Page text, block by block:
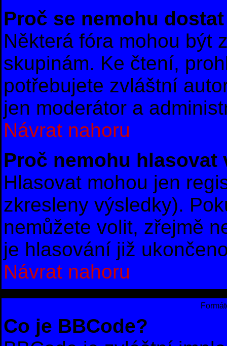
Proč se nemohu
Některá fóra mohou být
skupinám. Ke čtení,
potřebujete zvláštní
jen moderátor a
Návrat nahoru
Proč nemohu hlasovat
Hlasovat mohou jen
zkresleny výsledky).
nemůžete volit, zřejmě
je hlasování již
Návrat nahoru
Co je BBCode?